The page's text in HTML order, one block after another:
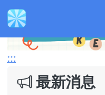
:::
最新消息